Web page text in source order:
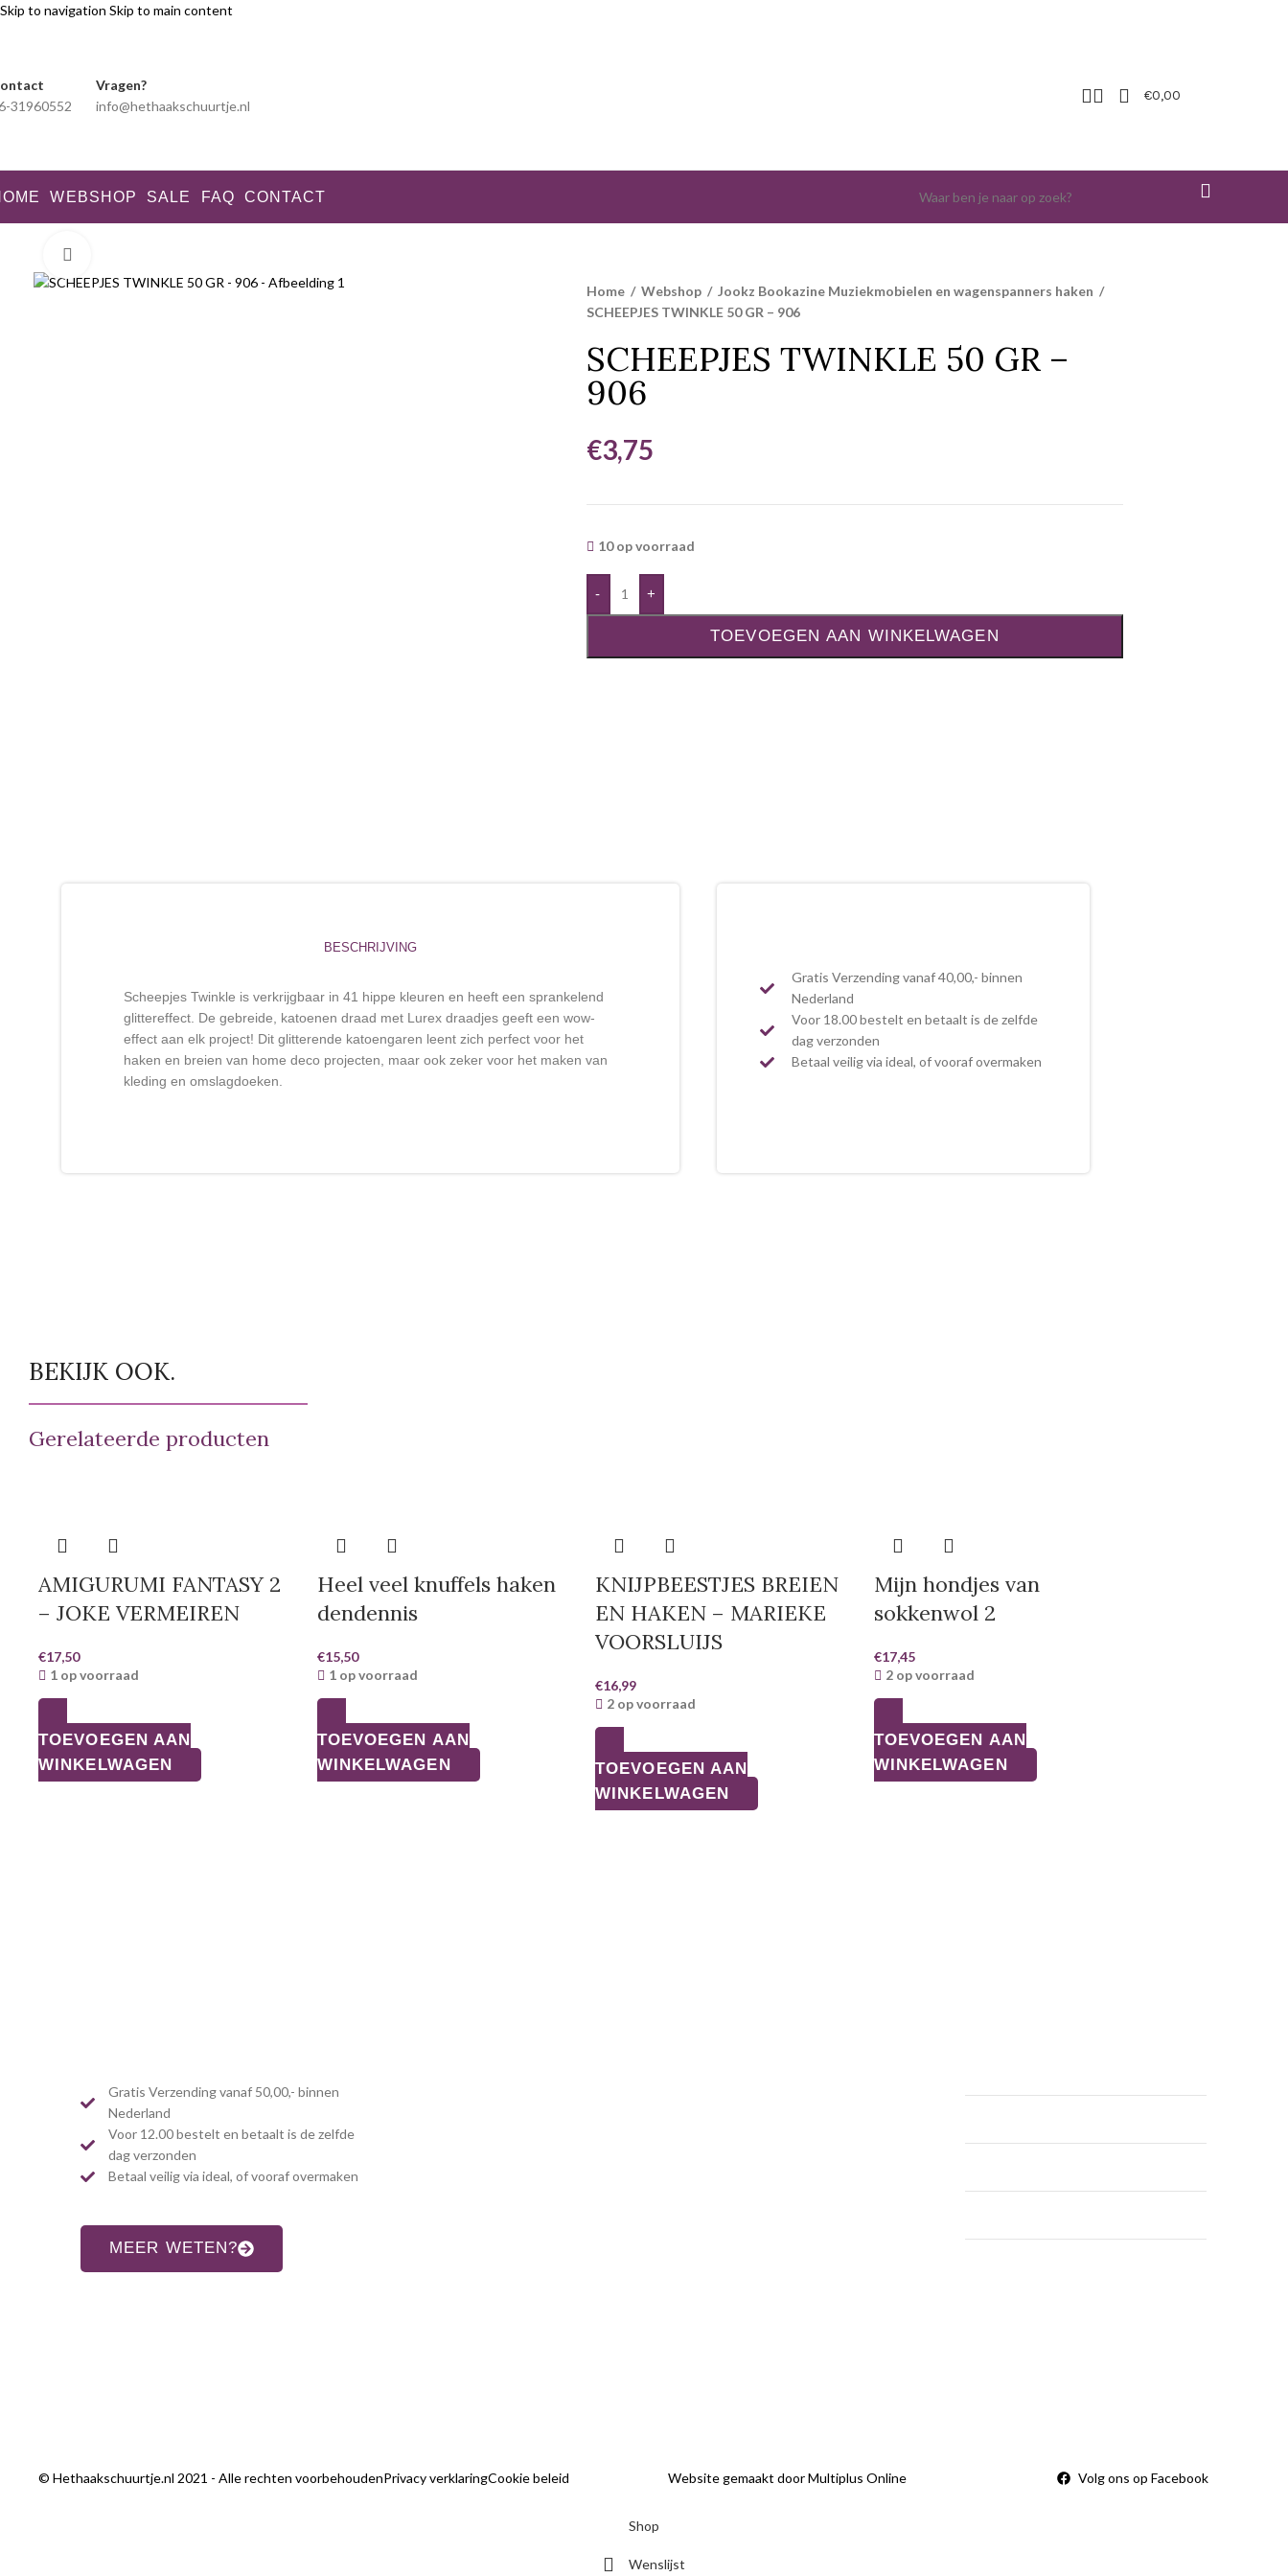
Skip to navigation Skip to main content
31960552
Vragen?
info@hethaakschuurtje.nl
€0,00
WEBSHOP SALE FAQ CONTACT
Home / Webshop / Jookz Bookazine Muziekmobielen en wagenspanners haken /
SCHEEPJES TWINKLE 50 GR – 906
SCHEEPJES TWINKLE 50 GR –
906
€3,75
10 op voorraad
- +
TOEVOEGEN AAN WINKELWAGEN
BESCHRIJVING
Scheepjes Twinkle is verkrijgbaar in 41 hippe kleuren en heeft een sprankelend
glittereffect. De gebreide, katoenen draad met Lurex draadjes geeft een wow-
effect aan elk project! Dit glitterende katoengaren leent zich perfect voor het
haken en breien van home deco projecten, maar ook zeker voor het maken van
kleding en omslagdoeken.
Gratis Verzending vanaf 40,00,- binnen
Nederland
Voor 18.00 bestelt en betaalt is de zelfde
dag verzonden
Betaal veilig via ideal, of vooraf overmaken
BEKIJK OOK.
Gerelateerde producten
AMIGURUMI FANTASY 2
– JOKE VERMEIREN
€17,50
1 op voorraad
TOEVOEGEN AAN
WINKELWAGEN
Heel veel knuffels haken
dendennis
€15,50
1 op voorraad
TOEVOEGEN AAN
WINKELWAGEN
KNIJPBEESTJES BREIEN
EN HAKEN – MARIEKE
VOORSLUIJS
€16,99
2 op voorraad
TOEVOEGEN AAN
WINKELWAGEN
Mijn hondjes van
sokkenwol 2
€17,45
2 op voorraad
TOEVOEGEN AAN
WINKELWAGEN
Gratis Verzending vanaf 50,00,- binnen
Nederland
Voor 12.00 bestelt en betaalt is de zelfde
dag verzonden
Betaal veilig via ideal, of vooraf overmaken
MEER WETEN?
© Hethaakschuurtje.nl 2021 - Alle rechten voorbehoudenPrivacy verklaringCookie beleid Website gemaakt door Multiplus Online Volg ons op Facebook
Shop
Wenslijst